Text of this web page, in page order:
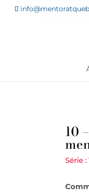
10
Série :